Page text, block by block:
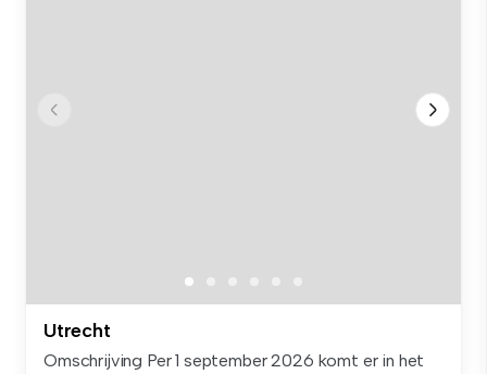
Utrecht
Omschrijving Per 1 september 2026 komt er in het